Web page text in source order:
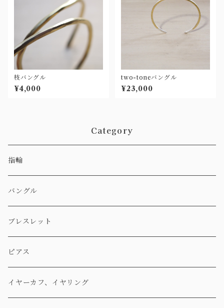
枝バングル
¥4,000
two-toneバングル
¥23,000
Category
指輪
バングル
ブレスレット
ピアス
イヤーカフ、イヤリング